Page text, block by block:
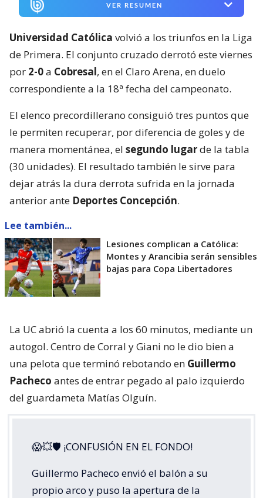
VER RESUMEN
Universidad Católica volvió a los triunfos en la Liga
de Primera. El conjunto cruzado derrotó este viernes
por 2-0a Cobresal, en el Claro Arena, en duelo
correspondiente a la 18ª fecha del campeonato.
El elenco precordillerano consiguió tres puntos que
le permiten recuperar, por diferencia de goles y de
manera momentánea, el segundo lugarde la tabla
(30 unidades). El resultado también le sirve para
dejar atrás la dura derrota sufrida en la jornada
anterior ante Deportes Concepción.
Lee también...
Lesiones complican a Católica:
Montes y Arancibia serán sensibles
bajas para Copa Libertadores
La UC abrió la cuenta a los 60 minutos, mediante un
autogol. Centro de Corral y Giani no le dio bien a
una pelota que terminó rebotando en Guillermo
Pacheco antes de entrar pegado al palo izquierdo
del guardameta Matías Olguín.
😱💥🛡 ¡CONFUSIÓN EN EL FONDO!
Guillermo Pacheco envió el balón a su
propio arco y puso la apertura de la